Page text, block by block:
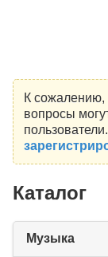
К сожалению,
вопросы
Каталог
Музыка